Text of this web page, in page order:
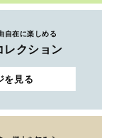
自在に楽しめる
レクション
を見る